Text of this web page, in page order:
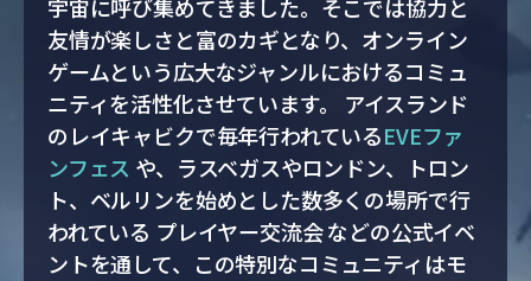
宇宙に呼び集めてきました。そこでは協力と
友情が楽しさと富のカギとなり、オンライン
ゲームという広大なジャンルにおけるコミュ
ニティを活性化させています。 アイスランド
のレイキャビクで毎年行われているEVEファ
ンフェス や、ラスベガスやロンドン、トロン
ト、ベルリンを始めとした数多くの場所で行
われている プレイヤー交流会 などの公式イベ
ントを通して、この特別なコミュニティはモ